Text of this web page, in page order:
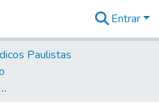
na
Entrar
Paulistas
1902, Ano X, n. 2936